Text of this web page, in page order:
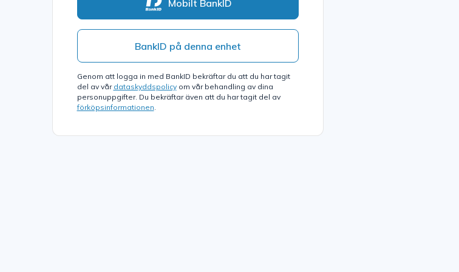
Mobilt BankID
BankID på denna enhet
Genom att logga in med BankID bekräftar du att du har tagit
del av vår dataskyddspolicyom vår behandling av dina
personuppgifter. Du bekräftar även att du har tagit del av
förköpsinformationen.